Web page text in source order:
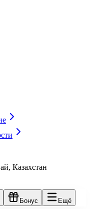
Казахстан
Бонус Ещё